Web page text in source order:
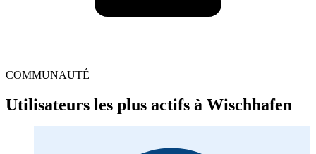
COMMUNAUTÉ
Utilisateurs les plus actifs à Wischhafen